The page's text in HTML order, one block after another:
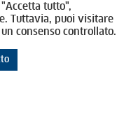
tutto",
Tuttavia, puoi visitare
consenso controllato.